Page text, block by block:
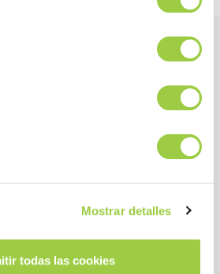
Mostrar detalles
todas las cookies
de la limpieza